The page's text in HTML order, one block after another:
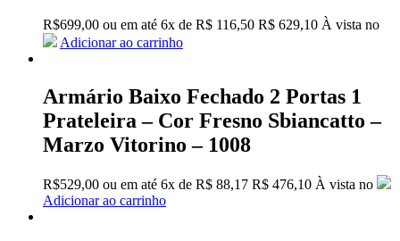
R$699,00 ou em até 6x de R$ 116,50 R$ 629,10 À vista no
Adicionar ao carrinho
Armário Baixo Fechado 2 Portas 1
Prateleira – Cor Fresno Sbiancatto –
Marzo Vitorino – 1008
R$529,00 ou em até 6x de R$ 88,17 R$ 476,10 À vista no
Adicionar ao carrinho